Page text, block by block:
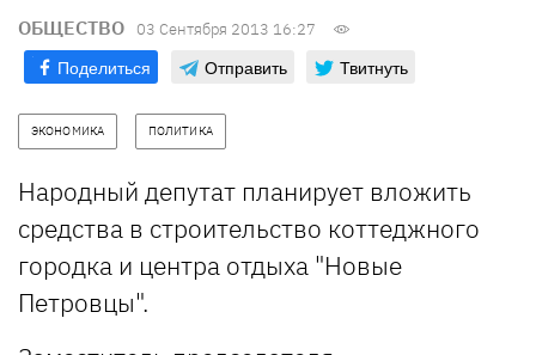
ОБЩЕСТВО 03 Сентября 2013 16:27
Поделиться Отправить Твитнуть
ЭКОНОМИКА ПОЛИТИКА
Народный депутат планирует вложить
средства в строительство коттеджного
городка и центра отдыха "Новые
Петровцы".